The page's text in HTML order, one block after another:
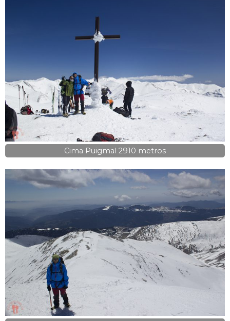
Cima Puigmal 2910 metros